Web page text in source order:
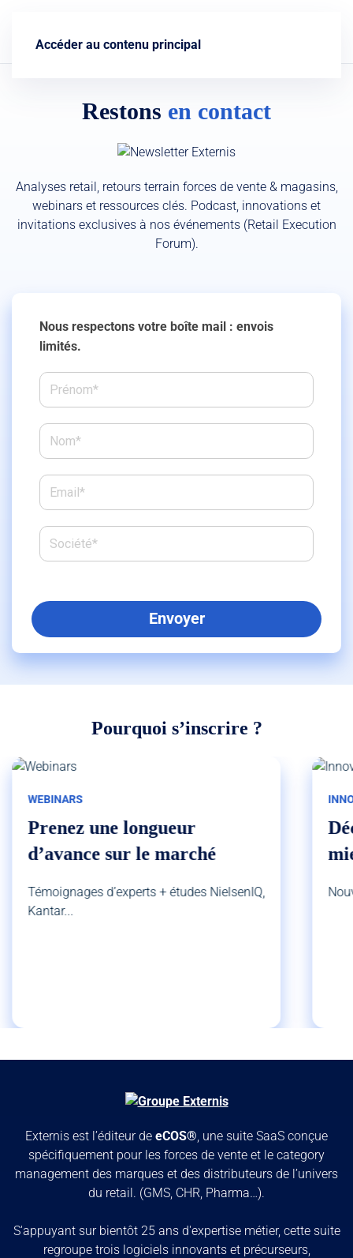
Accéder au contenu principal
Restons en contact
Analyses retail, retours terrain forces de vente & magasins,
webinars et ressources clés. Podcast, innovations et
invitations exclusives à nos événements (Retail Execution
Forum).
Nous respectons votre boîte mail : envois
limités.
Envoyer
Pourquoi s’inscrire ?
WEBINARS
Prenez une longueur
d’avance sur le marché
Témoignages d’experts + études NielsenIQ,
Kantar...
Externis est l’éditeur de eCOS® , une suite SaaS conçue
spécifiquement pour les forces de vente et le category
management des marques et des distributeurs de l’univers
du retail. (GMS, CHR, Pharma…).
S'appuyant sur bientôt 25 ans d'expertise métier, cette suite
regroupe trois logiciels innovants et précurseurs,